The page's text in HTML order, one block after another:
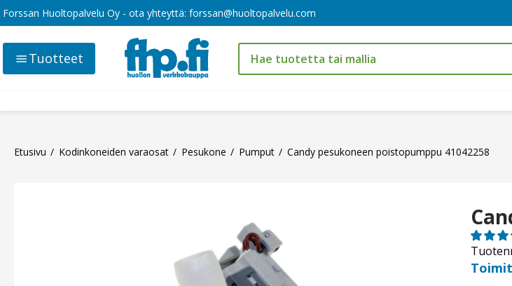
Forssan Huoltopalvelu Oy - ota yhteyttä: forssan@huoltopalvelu.com
Tuotteet
Etusivu Kodinkoneiden varaosat Pesukone Pumput Candy pesukoneen poistopumppu 41042258